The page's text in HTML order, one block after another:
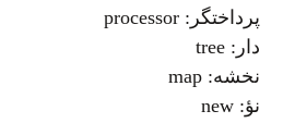
پرداختگر: processor
دار: tree
نخشه: map
نؤ: new